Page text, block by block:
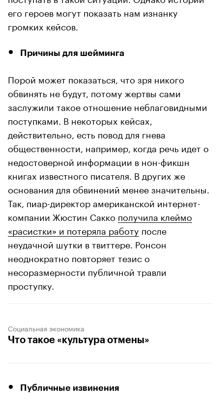
его героев могут показать нам изнанку
громких кейсов.
Причины для шейминга
Порой может показаться, что зря никого
обвинять не будут, потому жертвы сами
заслужили такое отношение неблаговидными
поступками. В некоторых кейсах,
действительно, есть повод для гнева
общественности, например, когда речь идет о
недостоверной информации в нон-фикшн
книгах известного писателя. В других же
основания для обвинений менее значительны.
Так, пиар-директор американской интернет-
компании Жюстин Сакко получила клеймо
«расистки» и потеряла работу после
неудачной шутки в твиттере. Ронсон
неоднократно повторяет тезис о
несоразмерности публичной травли
проступку.
Социальная экономика
Что такое «культура отмены»
Публичные извинения